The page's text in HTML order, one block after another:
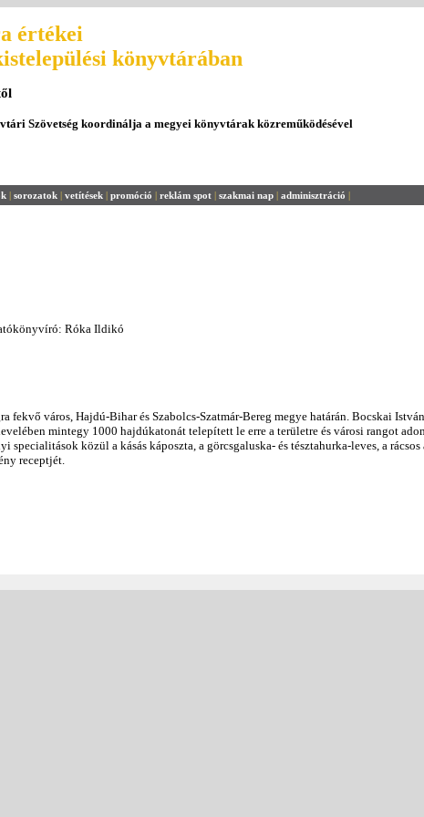
értékei
könyvtárában
Szövetség koordinálja a megyei könyvtárak közreműködésével
| sorozatok | vetítések | promóció | reklám spot | szakmai nap | adminisztráció |
Róka Ildikó
fekvő város, Hajdú-Bihar és Szabolcs-Szatmár-Bereg megye határán. Bocskai
mintegy 1000 hajdúkatonát telepített le erre a területre és városi rangot
közül a kásás káposzta, a görcsgaluska- és tésztahurka-leves, a rácsos
receptjét.